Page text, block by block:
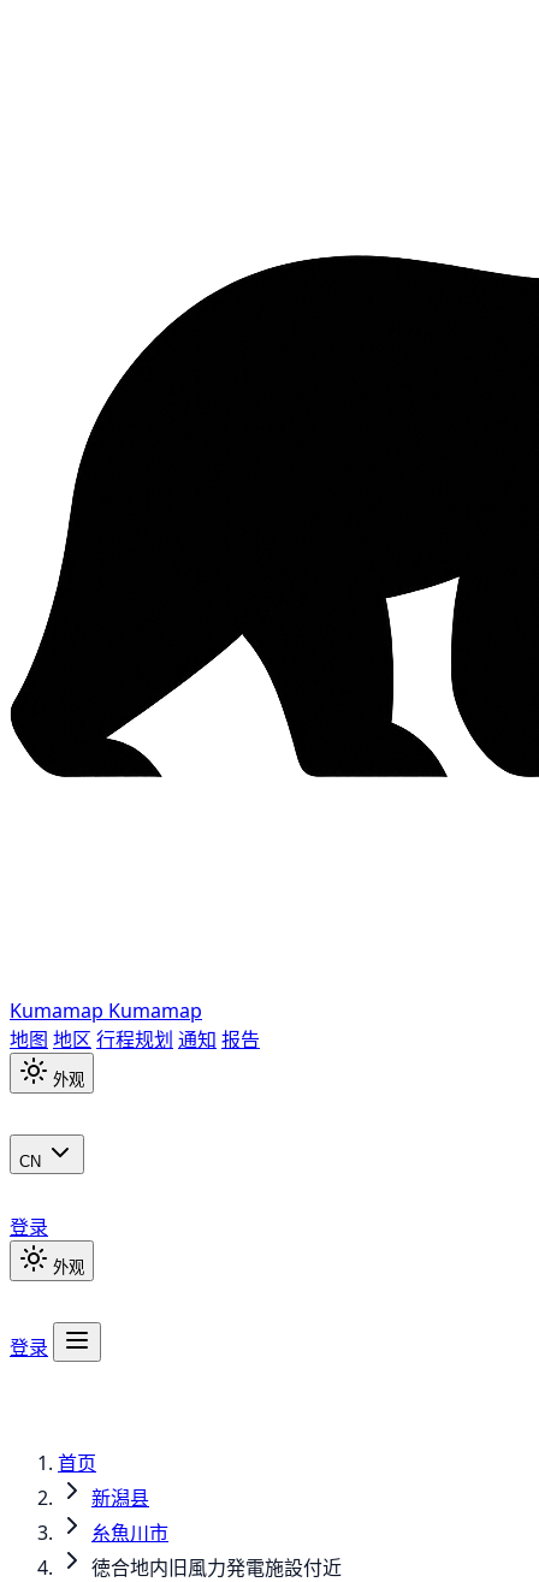
Kumamap Kumamap
地图 地区 行程规划 通知 报告
外观
CN
登录
外观
登录
首页
新潟县
糸魚川市
徳合地内旧風力発電施設付近